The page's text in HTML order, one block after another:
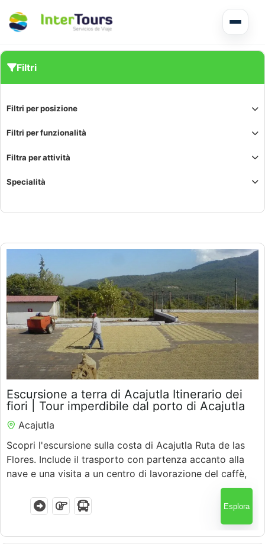
Circuiti America Centrale
Escursioni a terra
Honduras
Nicaragua
Guatemala
Filtri
Filtri per posizione
Filtri per funzionalità
Filtra per attività
Specialità
$ 50.00
5.5 Ore
Escursione a terra di Acajutla Itinerario dei
fiori | Tour imperdibile dal porto di Acajutla
Acajutla
Scopri l'escursione sulla costa di Acajutla Ruta de las
Flores. Include il trasporto con partenza accanto alla
nave e una visita a un centro di lavorazione del caffè,
oltre a città colorate, cultura locale, e guide esperte
con rendimento garantito.
Esplora